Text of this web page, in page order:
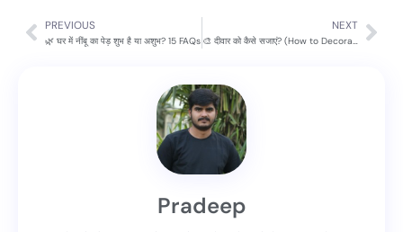
Prev
PREVIOUS
🌿 घर में नींबू का पेड़ शुभ है या अशुभ? 15 FAQs
NEXT
🎨 दीवार को कैसे सजाएं? (How to Decorate a Wall?) 15 FAQs
Pradeep